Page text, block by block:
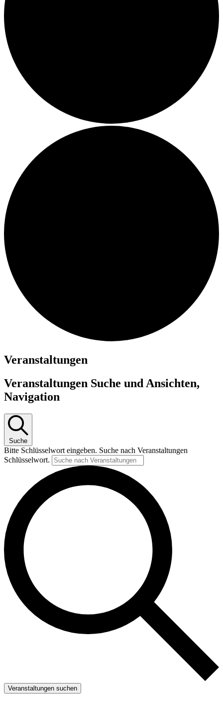
Veranstaltungen
Veranstaltungen Suche und Ansichten,
Navigation
Suche
Bitte Schlüsselwort eingeben. Suche nach Veranstaltungen
Schlüsselwort.
Veranstaltungen suchen